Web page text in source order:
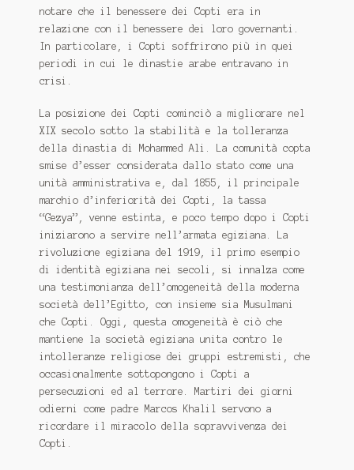
notare che il benessere dei Copti era in
relazione con il benessere dei loro governanti.
In particolare, i Copti soffrirono più in quei
periodi in cui le dinastie arabe entravano in
crisi.
La posizione dei Copti cominciò a migliorare nel
XIX secolo sotto la stabilità e la tolleranza
della dinastia di Mohammed Ali. La comunità copta
smise d’esser considerata dallo stato come una
unità amministrativa e, dal 1855, il principale
marchio d’inferiorità dei Copti, la tassa
“Gezya”, venne estinta, e poco tempo dopo i Copti
iniziarono a servire nell’armata egiziana. La
rivoluzione egiziana del 1919, il primo esempio
di identità egiziana nei secoli, si innalza come
una testimonianza dell’omogeneità della moderna
società dell’Egitto, con insieme sia Musulmani
che Copti. Oggi, questa omogeneità è ciò che
mantiene la società egiziana unita contro le
intolleranze religiose dei gruppi estremisti, che
occasionalmente sottopongono i Copti a
persecuzioni ed al terrore. Martiri dei giorni
odierni come padre Marcos Khalil servono a
ricordare il miracolo della sopravvivenza dei
Copti.